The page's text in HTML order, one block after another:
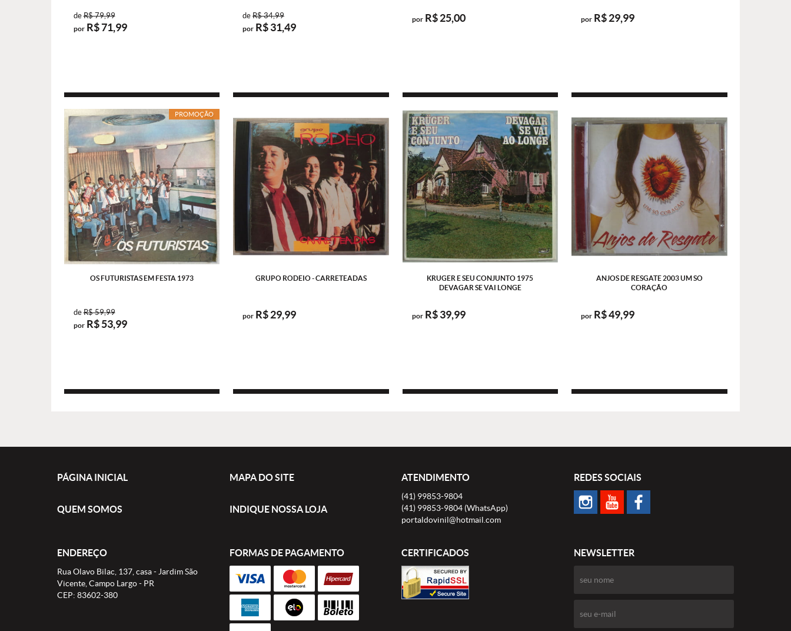
de R$ 79,99
por R$ 71,99
de R$ 34,99
por R$ 31,49
por R$ 25,00 por R$ 29,99
PROMOÇÃO
OS FUTURISTAS EM FESTA 1973
de R$ 59,99
por R$ 53,99
GRUPO RODEIO - CARRETEADAS
por R$ 29,99
KRUGER E SEU CONJUNTO 1975
DEVAGAR SE VAI LONGE
por R$ 39,99
ANJOS DE RESGATE 2003 UM SO
CORAÇÃO
por R$ 49,99
PÁGINA INICIAL MAPA DO SITE
QUEM SOMOS INDIQUE NOSSA LOJA
ATENDIMENTO
(41) 99853-9804
(41) 99853-9804 (WhatsApp)
portaldovinil@hotmail.com
REDES SOCIAIS
ENDEREÇO
Rua Olavo Bilac, 137, casa- Jardim São
Vicente, Campo Largo- PR
CEP: 83602-380
FORMAS DE PAGAMENTO CERTIFICADOS NEWSLETTER